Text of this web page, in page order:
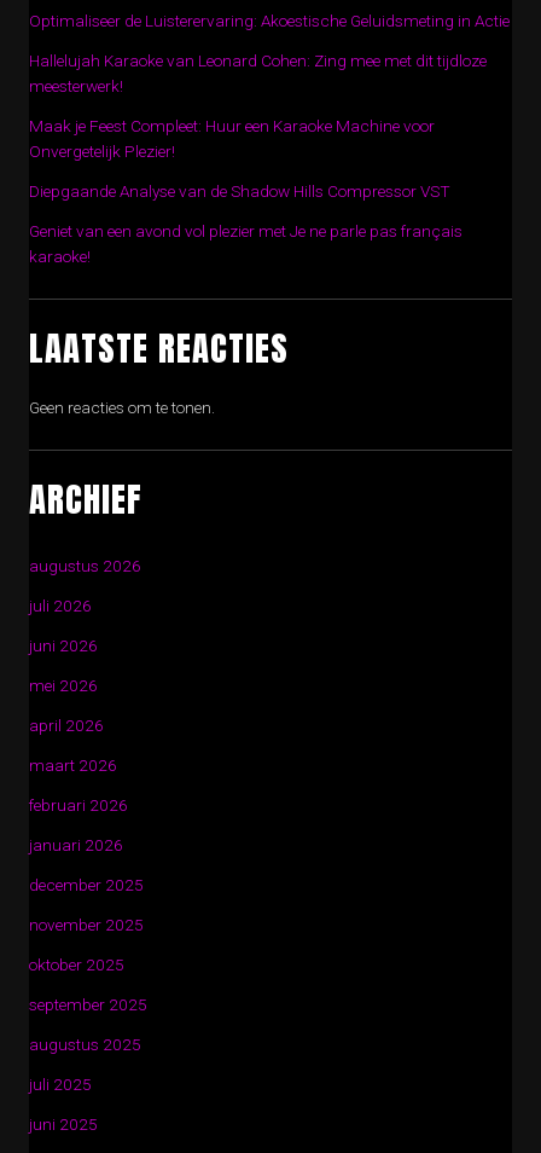
Optimaliseer de Luisterervaring: Akoestische Geluidsmeting in Actie
Hallelujah Karaoke van Leonard Cohen: Zing mee met dit tijdloze
meesterwerk!
Maak je Feest Compleet: Huur een Karaoke Machine voor
Onvergetelijk Plezier!
Diepgaande Analyse van de Shadow Hills Compressor VST
Geniet van een avond vol plezier met Je ne parle pas français
karaoke!
LAATSTE REACTIES
Geen reacties om te tonen.
ARCHIEF
augustus 2026
juli 2026
juni 2026
mei 2026
april 2026
maart 2026
februari 2026
januari 2026
december 2025
november 2025
oktober 2025
september 2025
augustus 2025
juli 2025
juni 2025